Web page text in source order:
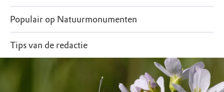
Populair op Natuurmonumenten
Tips van de redactie